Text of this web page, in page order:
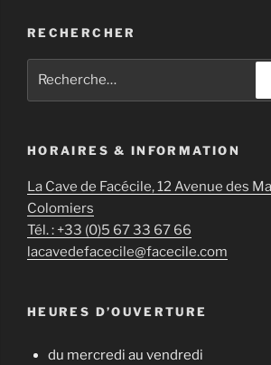
RECHERCHER
HORAIRES & INFORMATION
La Cave de Facécile, 12 Avenue des
Colomiers
Tél. : +33 (0)5 67 33 67 66
lacavedefacecile@facecile.com
HEURES D’OUVERTURE
du mercredi au vendredi